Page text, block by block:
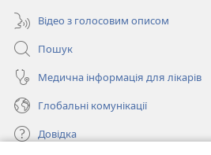
Відео з голосовим описом
Пошук
Медична інформація для лікарів
Глобальні комунікації
Довідка